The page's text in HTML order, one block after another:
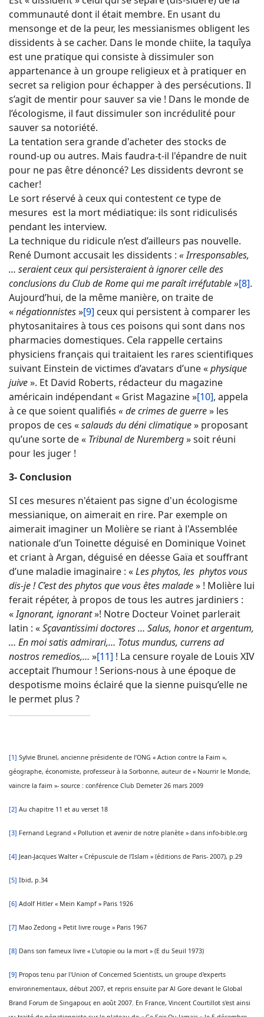
communauté dont il était membre. En usant du
mensonge et de la peur, les messianismes obligent les
dissidents à se cacher. Dans le monde chiite, la taquîya
est une pratique qui consiste à dissimuler son
appartenance à un groupe religieux et à pratiquer en
secret sa religion pour échapper à des persécutions. Il
s’agit de mentir pour sauver sa vie ! Dans le monde de
l’écologisme, il faut dissimuler son incrédulité pour
sauver sa notoriété.
La tentation sera grande d'acheter des stocks de
round-up ou autres. Mais faudra-t-il l'épandre de nuit
pour ne pas être dénoncé? Les dissidents devront se
cacher!
Le sort réservé à ceux qui contestent ce type de
mesures est la mort médiatique: ils sont ridiculisés
pendant les interview.
La technique du ridicule n’est d’ailleurs pas nouvelle.
René Dumont accusait les dissidents : « Irresponsables,
… seraient ceux qui persisteraient à ignorer celle des
conclusions du Club de Rome qui me paraît irréfutable »[8].
Aujourd’hui, de la même manière, on traite de
«négationnistes»[9] ceux qui persistent à comparer les
phytosanitaires à tous ces poisons qui sont dans nos
pharmacies domestiques. Cela rappelle certains
physiciens français qui traitaient les rares scientifiques
suivant Einstein de victimes d’avatars d’une «physique
juive». Et David Roberts, rédacteur du magazine
américain indépendant « Grist Magazine »[10], appela
à ce que soient qualifiés « de crimes de guerre» les
propos de ces «salauds du déni climatique» proposant
qu’une sorte de « Tribunal de Nuremberg» soit réuni
pour les juger !
3- Conclusion
SI ces mesures n'étaient pas signe d'un écologisme
messianique, on aimerait en rire. Par exemple on
aimerait imaginer un Molière se riant à l'Assemblée
nationale d’un Toinette déguisé en Dominique Voinet
et criant à Argan, déguisé en déesse Gaïa et souffrant
d’une maladie imaginaire : «Les phytos, les phytos vous
dis-je ! C’est des phytos que vous êtes malade» ! Molière lui
ferait répéter, à propos de tous les autres jardiniers :
«Ignorant, ignorant»! Notre Docteur Voinet parlerait
latin : «Sçavantissimi doctores … Salus, honor et argentum,
… En moi satis admirari,… Totus mundus, currens ad
nostros remedios,… »[11] ! La censure royale de Louis XIV
acceptait l’humour ! Serions-nous à une époque de
despotisme moins éclairé que la sienne puisqu’elle ne
le permet plus ?
[1] Sylvie Brunel, ancienne présidente de l’ONG « Action contre la Faim »,
géographe, économiste, professeur à la Sorbonne, auteur de « Nourrir le Monde,
vaincre la faim »- source : conférence Club Demeter 26 mars 2009
[2] Au chapitre 11 et au verset 18
[3] Fernand Legrand « Pollution et avenir de notre planète » dans info-bible.org
[4] Jean-Jacques Walter « Crépuscule de l’Islam » (éditions de Paris- 2007), p.29
[5] Ibid, p.34
[6] Adolf Hitler « Mein Kampf » Paris 1926
[7] Mao Zedong « Petit livre rouge » Paris 1967
[8] Dans son fameux livre « L’utopie ou la mort » (E du Seuil 1973)
[9] Propos tenu par l'Union of Concerned Scientists, un groupe d'experts
environnementaux, début 2007, et repris ensuite par Al Gore devant le Global
Brand Forum de Singapour, en août 2007. En France, Vincent Courtillot s'est ainsi